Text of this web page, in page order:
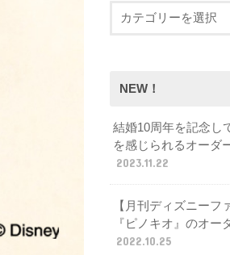
NEW！
結婚10周年を記念し
を感じられるオーダ
2023.11.22
【月刊ディズニーフ
『ピノキオ』のオー
2022.10.25